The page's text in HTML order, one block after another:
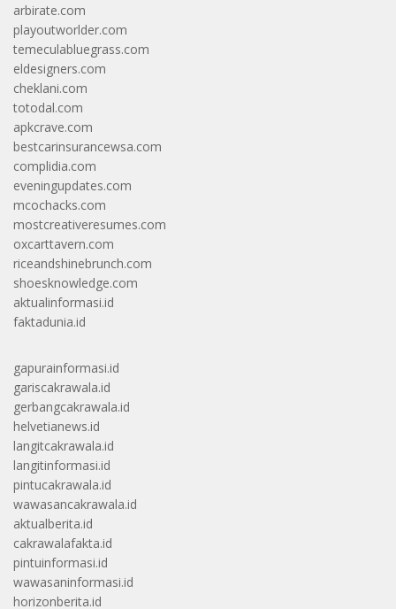
arbirate.com
playoutworlder.com
temeculabluegrass.com
eldesigners.com
cheklani.com
totodal.com
apkcrave.com
bestcarinsurancewsa.com
complidia.com
eveningupdates.com
mcochacks.com
mostcreativeresumes.com
oxcarttavern.com
riceandshinebrunch.com
shoesknowledge.com
aktualinformasi.id
faktadunia.id
gapurainformasi.id
gariscakrawala.id
gerbangcakrawala.id
helvetianews.id
langitcakrawala.id
langitinformasi.id
pintucakrawala.id
wawasancakrawala.id
aktualberita.id
cakrawalafakta.id
pintuinformasi.id
wawasaninformasi.id
horizonberita.id